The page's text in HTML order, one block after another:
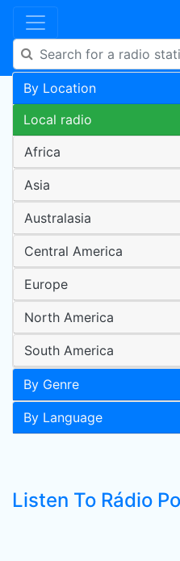
By Location
Local radio
Africa
Asia
Australasia
Central America
Europe
North America
South America
By Genre
By Language
Listen To Rádio